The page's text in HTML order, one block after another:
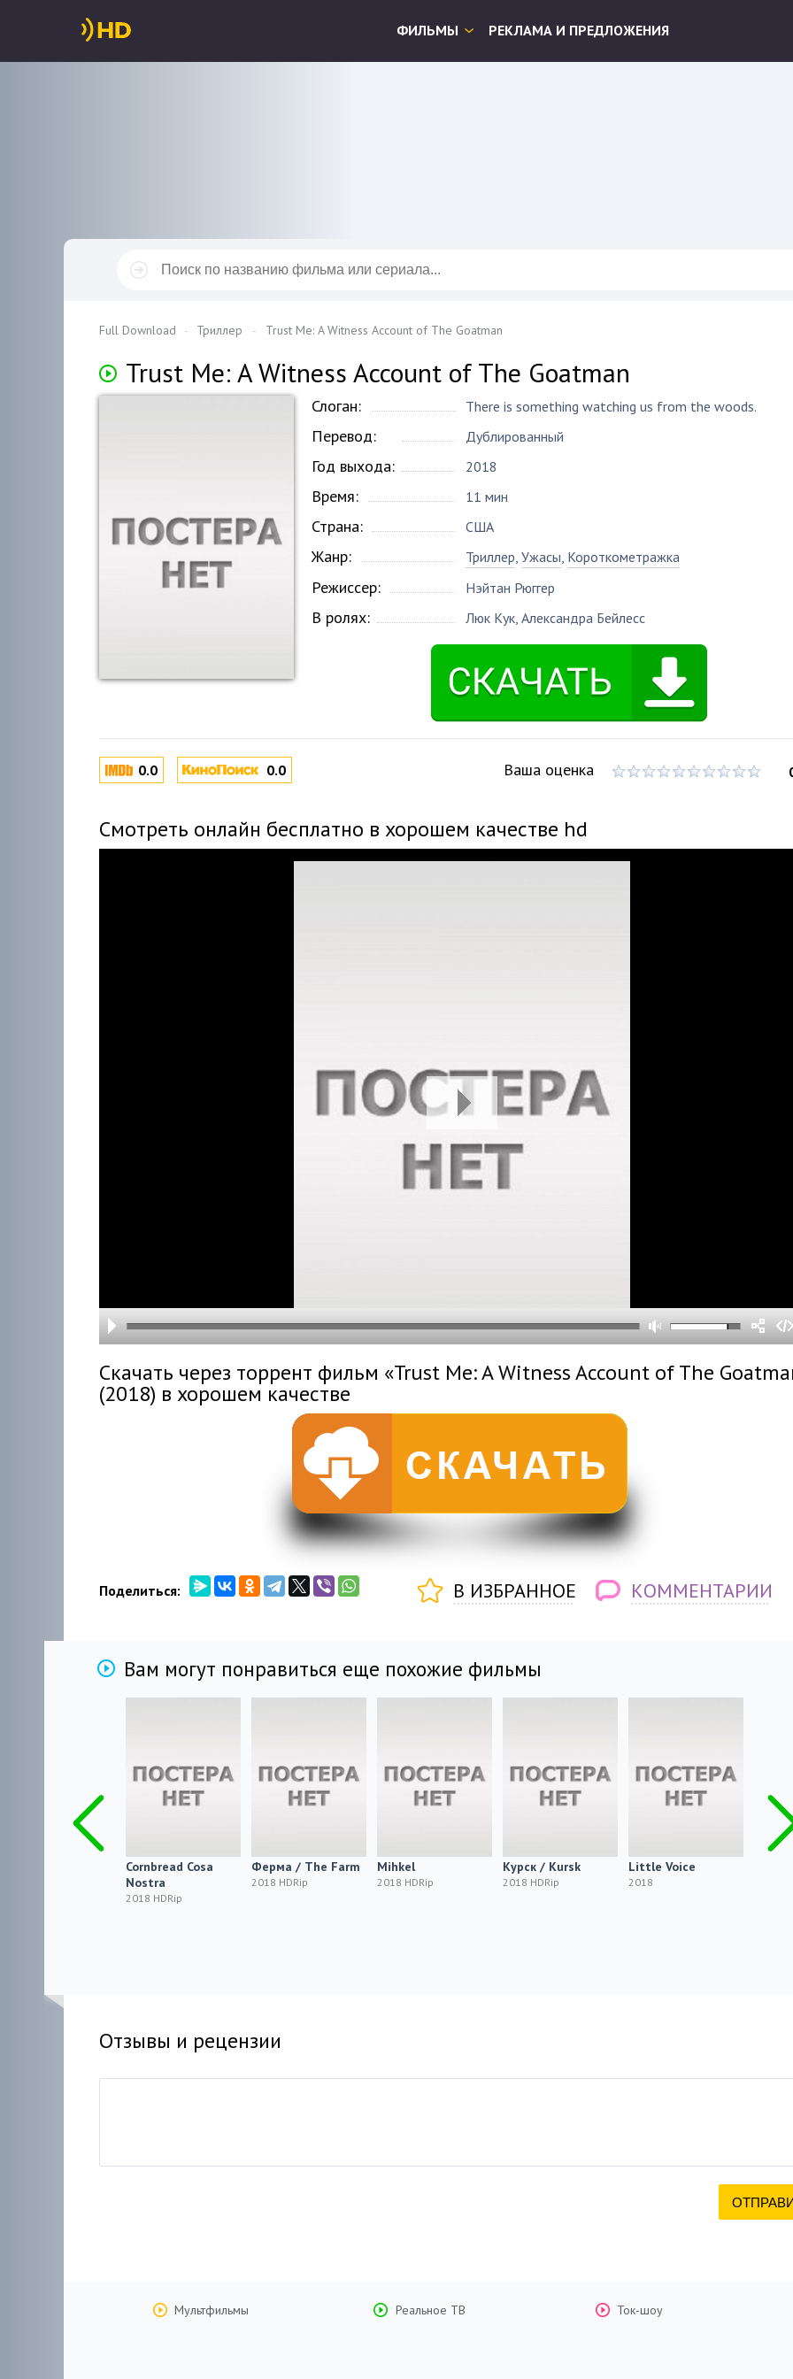
ФИЛЬМЫ РЕКЛАМА И ПРЕДЛОЖЕНИЯ
Full Download Триллер Trust Me: A Witness Account of The Goatman
Trust Me: A Witness Account of The Goatman
Слоган: There is something watching us from the woods.
Перевод: Дублированный
Год выхода: 2018
Время: 11 мин
Страна: США
Жанр: Триллер, Ужасы, Короткометражка
Режиссер: Нэйтан Рюггер
В ролях: Люк Кук, Александра Бейлесс
0.0 0.0 Ваша оценка
Смотреть онлайн бесплатно в хорошем качестве hd
Скачать через торрент фильм «Trust Me: A Witness Account of The
(2018) в хорошем качестве
Поделиться: В ИЗБРАННОЕ КОММЕНТАРИИ
Вам могут понравиться еще похожие фильмы
Cornbread Cosa
Nostra
2018 HDRip
Ферма / The Farm
2018 HDRip
Mihkel
2018 HDRip
Курск / Kursk
2018 HDRip
Little Voice
2018
Отзывы и рецензии
Мультфильмы Реальное ТВ Ток-шоу